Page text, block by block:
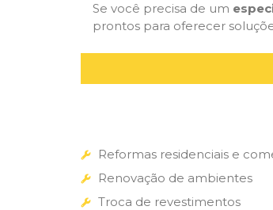
Se você precisa de um
prontos para oferecer
Reformas residenciais e
Renovação de ambientes
Troca de revestimentos